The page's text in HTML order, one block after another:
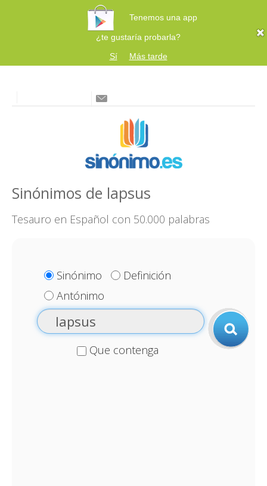
Tenemos una app
¿te gustaría probarla?
Sí
Más tarde
Sinónimos de lapsus
Tesauro en Español con 50.000 palabras
Sinónimo
Definición
Antónimo
Que contenga